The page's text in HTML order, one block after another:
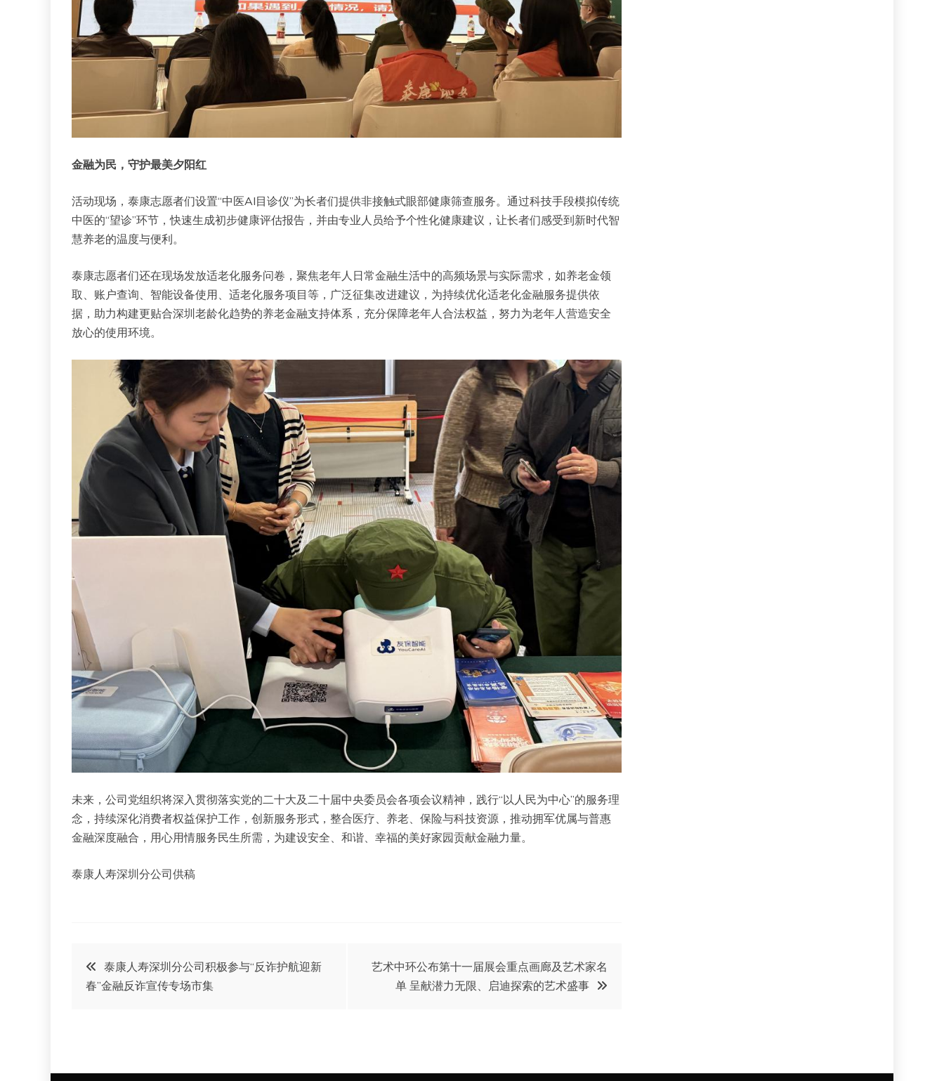
金融为民， 守护最美夕阳红
活动现场，泰康志愿者们设置“中医AI目诊仪”为长者们提供非接触式眼部健康筛查服务。通过科技手段模拟传统
中医的“望诊”环节，快速生成初步健康评估报告，并由专业人员给予个性化健康建议，让长者们感受到新时代智
慧养老的温度与便利。
泰康志愿者们还在现场发放适老化服务问卷，聚焦老年人日常金融生活中的高频场景与实际需求，如养老金领
取、账户查询、智能设备使用、适老化服务项目等，广泛征集改进建议，为持续优化适老化金融服务提供依
据，助力构建更贴合深圳老龄化趋势的养老金融支持体系，充分保障老年人合法权益，努力为老年人营造安全
放心的使用环境。
未来，公司党组织将深入贯彻落实党的二十大及二十届中央委员会各项会议精神，践行“以人民为中心”的服务理
念，持续深化消费者权益保护工作，创新服务形式，整合医疗、养老、保险与科技资源，推动拥军优属与普惠
金融深度融合，用心用情服务民生所需，为建设安全、和谐、幸福的美好家园贡献金融力量。
泰康人寿深圳分公司供稿
文
章
航
泰康人寿深圳分公司积极参与“反诈护航迎新
春”金融反诈宣传专场市集
艺术中环公布第十一届展会重点画廊及艺术家名
单 呈献潜力无限、启迪探索的艺术盛事